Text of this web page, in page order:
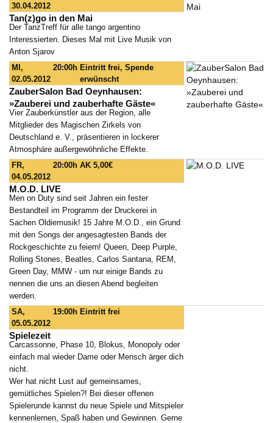
30.04.2012
Tan(z)go in den Mai
Der TanzTreff für alle tango argentino
Interessierten. Dieses Mal mit Live Musik von
Anton Sjarov
MI,
02.05.2012
20:00h Eintritt frei, Spende
erwünscht
ZauberSalon Bad Oeynhausen:
»Zauberei und zauberhafte Gäste«
Vier Zauberkünstler aus der Region, alle
Mitglieder des Magischen Zirkels von
Deutschland e. V., präsentieren in lockerer
Atmosphäre außergewöhnliche Effekte.
FR,
04.05.2012
20:00h AK 5,00€
M.O.D. LIVE
Men on Duty sind seit Jahren ein fester
Bestandteil im Programm der Druckerei in
Sachen Oldiemusik! 15 Jahre M.O.D., ein Grund
mit den Songs der angesagtesten Bands der
Rockgeschichte zu feiern! Queen, Deep Purple,
Rolling Stones, Beatles, Carlos Santana, REM,
Green Day, MMW - um nur einige Bands zu
nennen die uns an diesen Abend begleiten
werden.
SA,
05.05.2012
19:00h Eintritt frei
Spielezeit
Carcassonne, Phase 10, Blokus, Monopoly oder
einfach mal wieder Dame oder Mensch ärger dich
nicht.
Wer hat nicht Lust auf gemeinsames,
gemütliches Spielen?! Bei dieser offenen
Spielerunde kannst du neue Spiele und Mitspieler
kennenlernen, Spaß haben und Gewinnen. Gerne